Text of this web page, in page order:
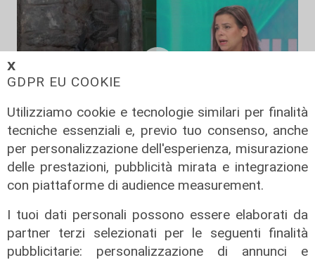
𝗫
GDPR EU COOKIE
Utilizziamo cookie e tecnologie similari per finalità
tecniche essenziali e, previo tuo consenso, anche
per personalizzazione dell'esperienza, misurazione
delle prestazioni, pubblicità mirata e integrazione
con piattaforme di audience measurement.
I tuoi dati personali possono essere elaborati da
partner terzi selezionati per le seguenti finalità
pubblicitarie: personalizzazione di annunci e
L'approfondimento
Parte dal ghetto la reazione contro
degrado e malavita. Tacchini
(Centro Est) a Telenord: "Disagio
sociale avanzato"
07/08/2026